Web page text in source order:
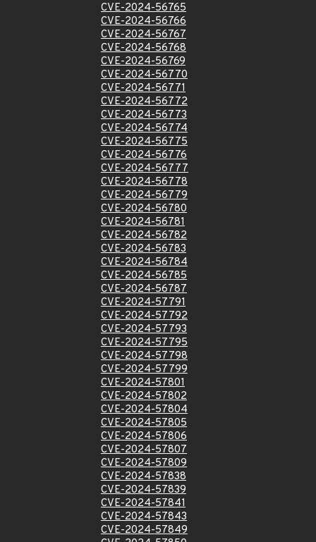
CVE-2024-56765
CVE-2024-56766
CVE-2024-56767
CVE-2024-56768
CVE-2024-56769
CVE-2024-56770
CVE-2024-56771
CVE-2024-56772
CVE-2024-56773
CVE-2024-56774
CVE-2024-56775
CVE-2024-56776
CVE-2024-56777
CVE-2024-56778
CVE-2024-56779
CVE-2024-56780
CVE-2024-56781
CVE-2024-56782
CVE-2024-56783
CVE-2024-56784
CVE-2024-56785
CVE-2024-56787
CVE-2024-57791
CVE-2024-57792
CVE-2024-57793
CVE-2024-57795
CVE-2024-57798
CVE-2024-57799
CVE-2024-57801
CVE-2024-57802
CVE-2024-57804
CVE-2024-57805
CVE-2024-57806
CVE-2024-57807
CVE-2024-57809
CVE-2024-57838
CVE-2024-57839
CVE-2024-57841
CVE-2024-57843
CVE-2024-57849